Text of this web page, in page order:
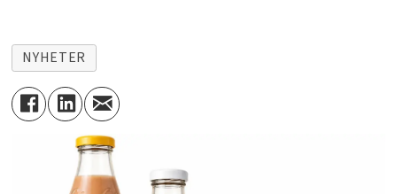
NYHETER